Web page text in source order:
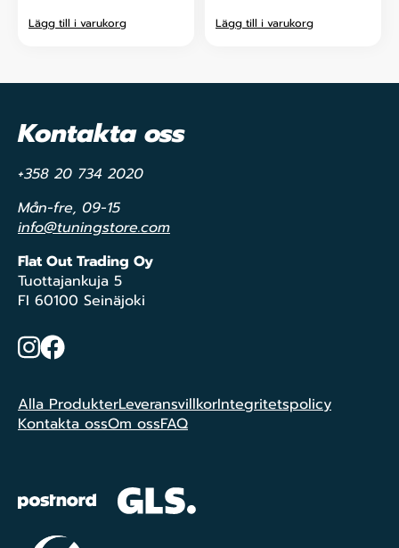
Lägg till i varukorg Lägg till i varukorg
Kontakta oss
+358 20 734 2020
Mån-fre, 09-15
info@tuningstore.com
Flat Out Trading Oy
Tuottajankuja 5
FI 60100 Seinäjoki
Instagram
Facebook
Alla ProdukterLeveransvillkorIntegritetspolicy
Kontakta ossOm ossFAQ